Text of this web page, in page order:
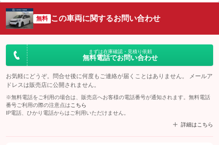
無料 この車両に関するお問い合わせ
まずは在庫確認・見積り依頼
無料電話でお問い合わせ
お気軽にどうぞ。問合せ後に何度もご連絡が届くことはありません。 メールア
ドレスは販売店に公開されません。
※無料電話をご利用の場合は、販売店へお客様の電話番号が通知されます。無料電話
番号ご利用の際の注意点は こちら
IP電話、ひかり電話からはご利用いただけません。
詳細はこちら